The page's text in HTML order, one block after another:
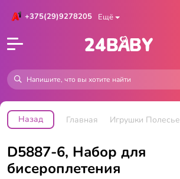
+375(29)9278205 Ещё
Назад Главная Игрушки Полесье
D5887-6, Набор для
бисероплетения